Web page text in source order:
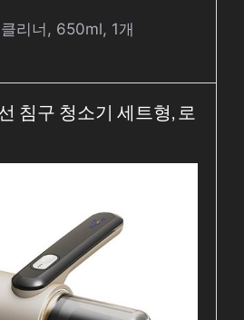
리너, 650ml, 1개
선 침구 청소기 세트형, 로